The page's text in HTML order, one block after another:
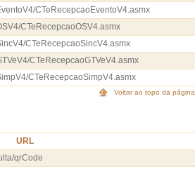
CTeRecepcaoEventoV4.asmx
CTeRecepcaoOSV4.asmx
CTeRecepcaoSincV4.asmx
CTeRecepcaoGTVeV4.asmx
CTeRecepcaoSimpV4.asmx
Voltar ao topo da página
URL
qrCode